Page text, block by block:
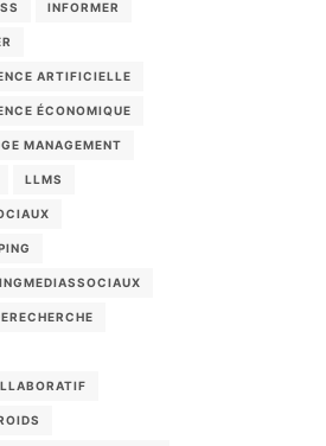
INFORMER
ARTIFICIELLE
ÉCONOMIQUE
MANAGEMENT
LLMS